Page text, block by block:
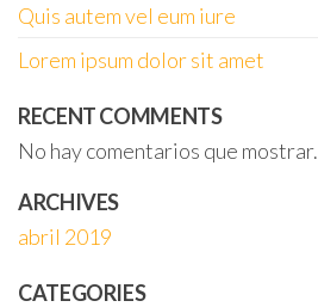
Quis autem vel eum iure
Lorem ipsum dolor sit amet
RECENT COMMENTS
No hay comentarios que mostrar.
ARCHIVES
abril 2019
CATEGORIES